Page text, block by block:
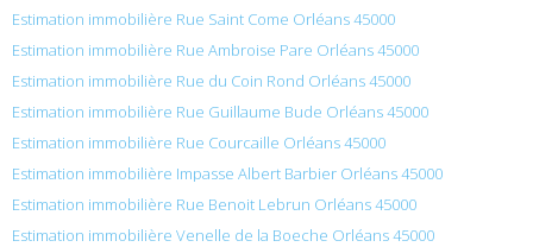
Estimation immobilière Rue Saint Come Orléans 45000
Estimation immobilière Rue Ambroise Pare Orléans 45000
Estimation immobilière Rue du Coin Rond Orléans 45000
Estimation immobilière Rue Guillaume Bude Orléans 45000
Estimation immobilière Rue Courcaille Orléans 45000
Estimation immobilière Impasse Albert Barbier Orléans 45000
Estimation immobilière Rue Benoit Lebrun Orléans 45000
Estimation immobilière Venelle de la Boeche Orléans 45000